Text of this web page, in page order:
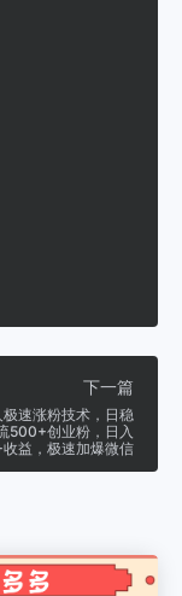
下一篇
速涨粉技术，日稳
500+创业粉，日入
益，极速加爆微信